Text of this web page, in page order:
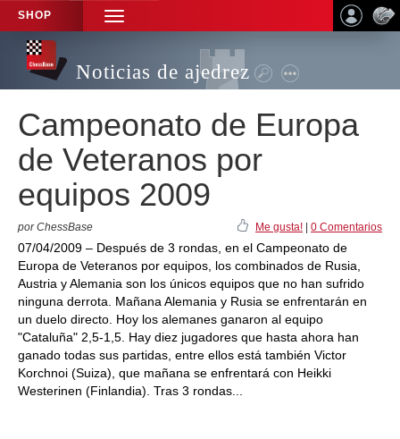
SHOP
TOGGLE
NAVIGATION
Noticias de ajedrez
Campeonato de Europa
de Veteranos por
equipos 2009
por ChessBase Me gusta! 0 Comentarios
07/04/2009 – Después de 3 rondas, en el Campeonato de
Europa de Veteranos por equipos, los combinados de Rusia,
Austria y Alemania son los únicos equipos que no han sufrido
ninguna derrota. Mañana Alemania y Rusia se enfrentarán en
un duelo directo. Hoy los alemanes ganaron al equipo
"Cataluña" 2,5-1,5. Hay diez jugadores que hasta ahora han
ganado todas sus partidas, entre ellos está también Victor
Korchnoi (Suiza), que mañana se enfrentará con Heikki
Westerinen (Finlandia). Tras 3 rondas...